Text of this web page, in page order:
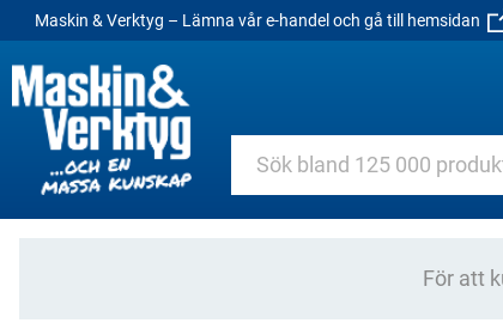
Maskin & Verktyg – Lämna vår e-handel och gå till hemsidan
För att